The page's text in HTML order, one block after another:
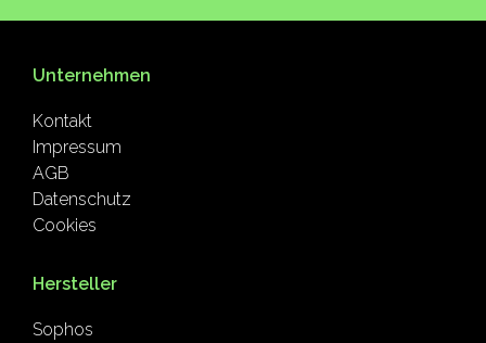
Unternehmen
Kontakt
Impressum
AGB
Datenschutz
Cookies
Hersteller
Sophos